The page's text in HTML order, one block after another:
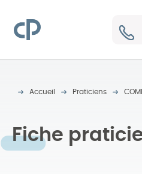
Clinique Pasteur
Accueil Praticiens
Fiche